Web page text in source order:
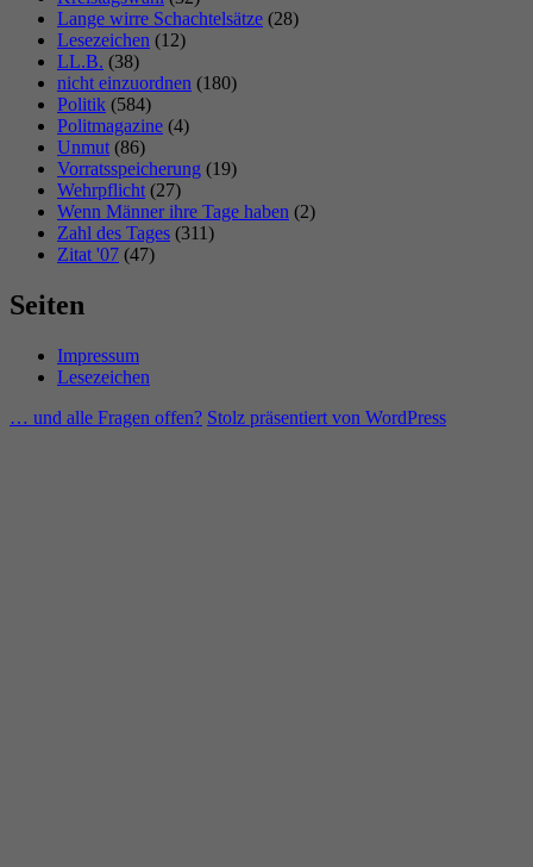
Lange wirre Schachtelsätze (28)
Lesezeichen (12)
LL.B. (38)
nicht einzuordnen (180)
Politik (584)
Politmagazine (4)
Unmut (86)
Vorratsspeicherung (19)
Wehrpflicht (27)
Wenn Männer ihre Tage haben (2)
Zahl des Tages (311)
Zitat '07 (47)
Seiten
Impressum
Lesezeichen
… und alle Fragen offen? Stolz präsentiert von WordPress